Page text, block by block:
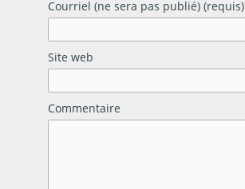
Courriel (ne sera pas publié) (requis)
Site web
Commentaire